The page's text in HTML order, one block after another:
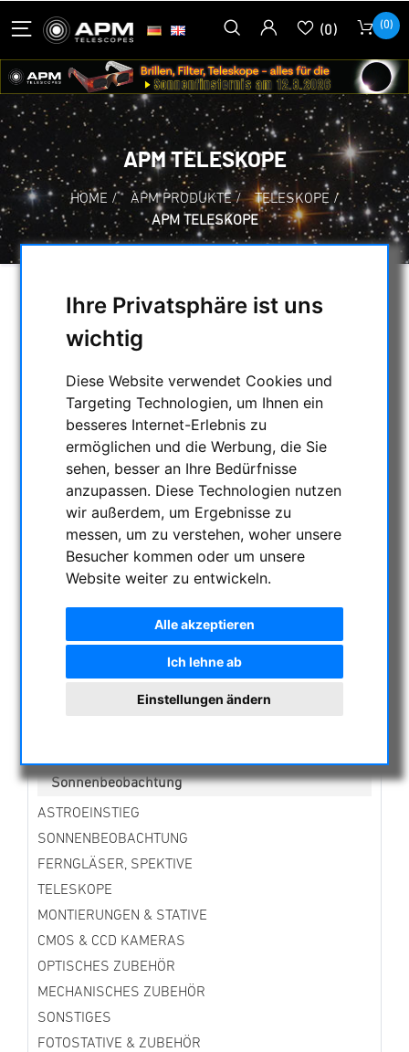
Ihre Privatsphäre ist uns
wichtig
Diese Website verwendet Cookies und
Targeting Technologien, um Ihnen ein
besseres Internet-Erlebnis zu
ermöglichen und die Werbung, die Sie
sehen, besser an Ihre Bedürfnisse
anzupassen. Diese Technologien nutzen
wir außerdem, um Ergebnisse zu
messen, um zu verstehen, woher unsere
Besucher kommen oder um unsere
Website weiter zu entwickeln.
Alle akzeptieren
Ich lehne ab
Einstellungen ändern
(0) (0)
APM TELESKOPE
HOME / APM PRODUKTE / TELESKOPE /
APM TELESKOPE
AUSWAHL
KATEGORIEN
NACHTSICHTGERÄTE , WÄRMEKAMERAS &
ENTFERNUNGSMESSER
AKTUELLE ANGEBOTE
ASTROPROFESSIONAL TELESCOPES
SECONDHAND & LAGERBESTAND
APM PRODUKTE
Ferngläser
Montierungen
Linsen in Fassung
Sonnenbeobachtung
ASTROEINSTIEG
SONNENBEOBACHTUNG
FERNGLÄSER, SPEKTIVE
TELESKOPE
MONTIERUNGEN & STATIVE
CMOS & CCD KAMERAS
OPTISCHES ZUBEHÖR
MECHANISCHES ZUBEHÖR
SONSTIGES
FOTOSTATIVE & ZUBEHÖR